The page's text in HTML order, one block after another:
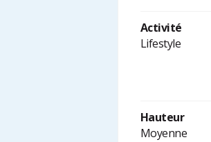
Activité
Lifestyle
Hauteur
Moyenne